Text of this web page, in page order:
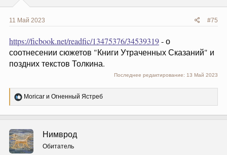
11 Май 2023 #75
https://ficbook.net/readfic/13475376/34539319- о
соотнесении сюжетов "Книги Утраченных Сказаний" и
поздних текстов Толкина.
Последнее редактирование: 13 Май 2023
Р
е
ц
и
и
:
Moricar и Огненный Ястреб
Нимврод
Обитатель